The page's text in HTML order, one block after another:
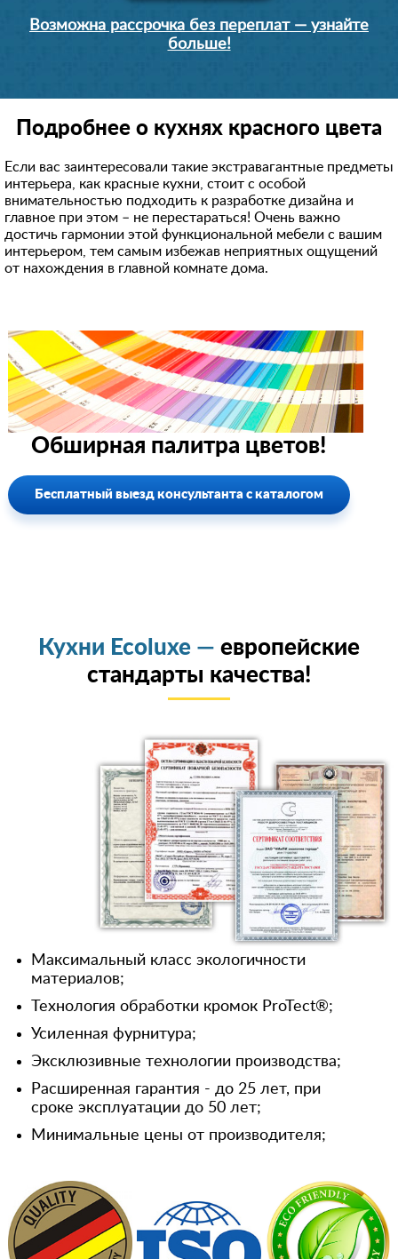
Возможна рассрочка без переплат — узнайте
больше!
Подробнее о кухнях красного цвета
Если вас заинтересовали такие экстравагантные предметы
интерьера, как красные кухни, стоит с особой
внимательностью подходить к разработке дизайна и
главное при этом – не перестараться! Очень важно
достичь гармонии этой функциональной мебели с вашим
интерьером, тем самым избежав неприятных ощущений
от нахождения в главной комнате дома.
Обширная палитра цветов!
Бесплатный выезд консультанта с каталогом
Кухни Ecoluxe — европейские
стандарты качества!
Максимальный класс экологичности
материалов;
Технология обработки кромок ProTect®;
Усиленная фурнитура;
Эксклюзивные технологии производства;
Расширенная гарантия - до 25 лет, при
сроке эксплуатации до 50 лет;
Минимальные цены от производителя;